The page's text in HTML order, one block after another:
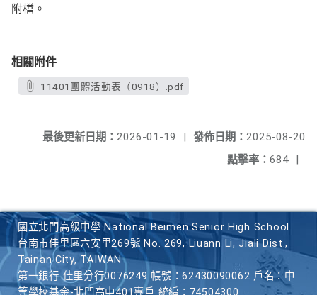
附檔。
相關附件
11401團體活動表（0918）.pdf
發佈日期： 2025-08-20
最後更新日期： 2026-01-19
|
點擊率： 684 |
國立北門高級中學 National Beimen Senior High School
台南市佳里區六安里269號 No. 269, Liuann Li, Jiali Dist.,
Tainan City, TAIWAN
第一銀行 佳里分行0076249 帳號：62430090062 戶名：中
等學校基金-北門高中401專戶 統編：74504300